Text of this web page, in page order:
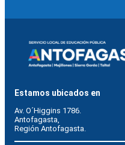
Estamos ubicados en
Av. O´Higgins 1786.
Antofagasta,
Región Antofagasta.